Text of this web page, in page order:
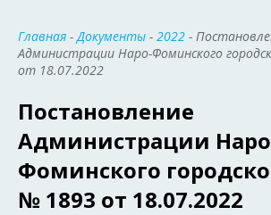
Главная -Документы - 2022 -
Администрации Наро-Фоминского
от 18.07.2022
Постановление
Администрации
Фоминского
№ 1893 от 18.07.2022